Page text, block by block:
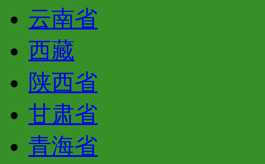
云南省
西藏
陕西省
甘肃省
青海省